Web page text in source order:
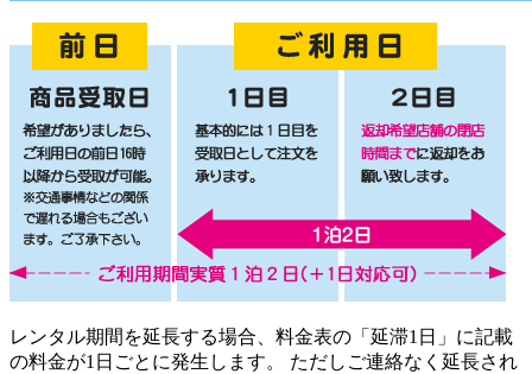
レンタル期間を延長する場合、料金表の「延滞1日」に記載
の料金が1日ごとに発生します。 ただしご連絡なく延長され